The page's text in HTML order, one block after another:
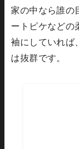
家の中なら誰の
ートピケなどの
袖にしていれば
は抜群です。